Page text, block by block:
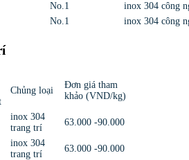
No.1
inox 304 công
No.1 inox 304 công
Chủng loại
Đơn giá tham
khảo (VND/kg)
inox 304
trang trí
63.000 -90.000
inox 304
trang trí
63.000 -90.000